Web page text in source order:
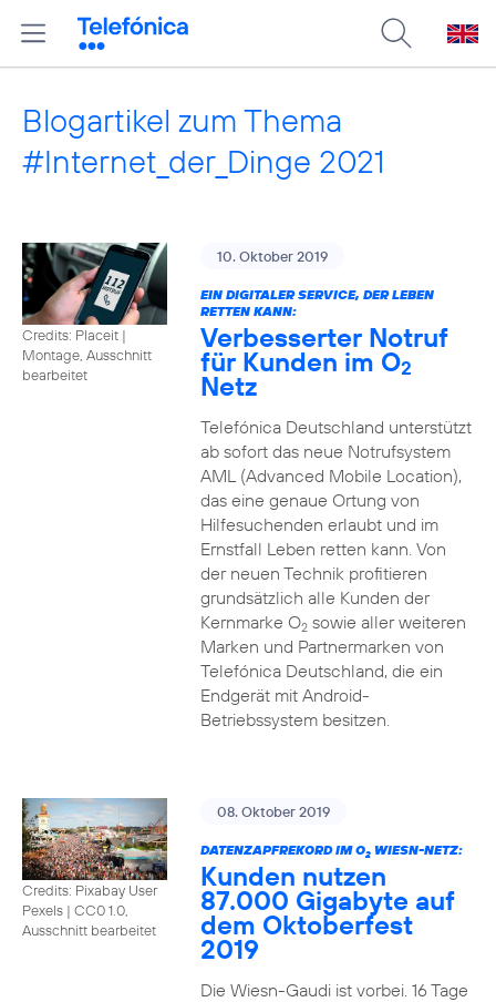
Blogartikel zum Thema
#Internet_der_Dinge 2021
Credits: Placeit |
Montage, Ausschnitt
bearbeitet
10. Oktober 2019
EIN DIGITALER SERVICE, DER LEBEN
RETTEN KANN:
Verbesserter Notruf
für Kunden im O2
Netz
Telefónica Deutschland unterstützt
ab sofort das neue Notrufsystem
AML (Advanced Mobile Location),
das eine genaue Ortung von
Hilfesuchenden erlaubt und im
Ernstfall Leben retten kann. Von
der neuen Technik profitieren
grundsätzlich alle Kunden der
Kernmarke O2sowie aller weiteren
Marken und Partnermarken von
Telefónica Deutschland, die ein
Endgerät mit Android-
Betriebssystem besitzen.
Credits: Pixabay User
Pexels | CC0 1.0,
Ausschnitt bearbeitet
08. Oktober 2019
DATENZAPFREKORD IM O2WIESN-NETZ:
Kunden nutzen
87.000 Gigabyte auf
dem Oktoberfest
2019
Die Wiesn-Gaudi ist vorbei. 16 Tage